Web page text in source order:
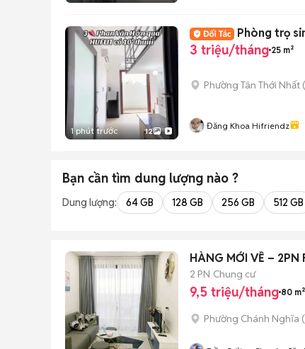
1 phút trước 12
Phòng trọ
3 triệu/tháng 25 m²
Phường Tân Thới Nhất (
Đăng Khoa Hifriendz
Bạn cần tìm dung lượng nào ?
Dung lượng: 64 GB 128 GB 256 GB 512 GB
HÀNG MỚI VỀ – 2PN
2 PN Chung cư
9,5 triệu/tháng 80 m²
Phường Chánh Nghĩa (